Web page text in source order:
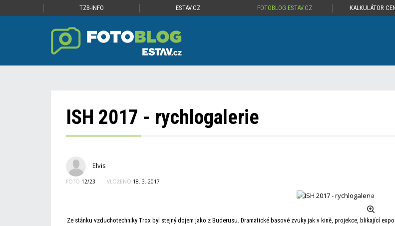
TZB-INFO ESTAV.CZ FOTOBLOG ESTAV.CZ KALKULÁTOR
ISH 2017 - rychlogalerie
Elvis
FOTO 12/23 VLOŽENO 18. 3. 2017
Ze stánku vzduchotechniky Trox byl stejný dojem jako z Buderusu. Dramatické basové zvuky jak v kině, projekce, blikající